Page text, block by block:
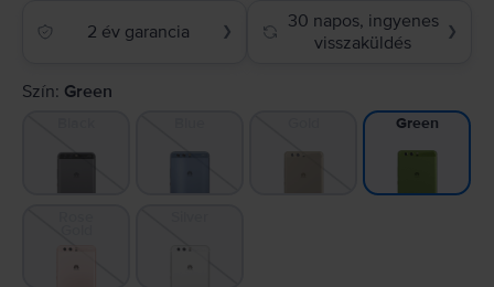
2 év garancia ❯
30 napos, ingyenes
visszaküldés
❯
Szín: Green
Green